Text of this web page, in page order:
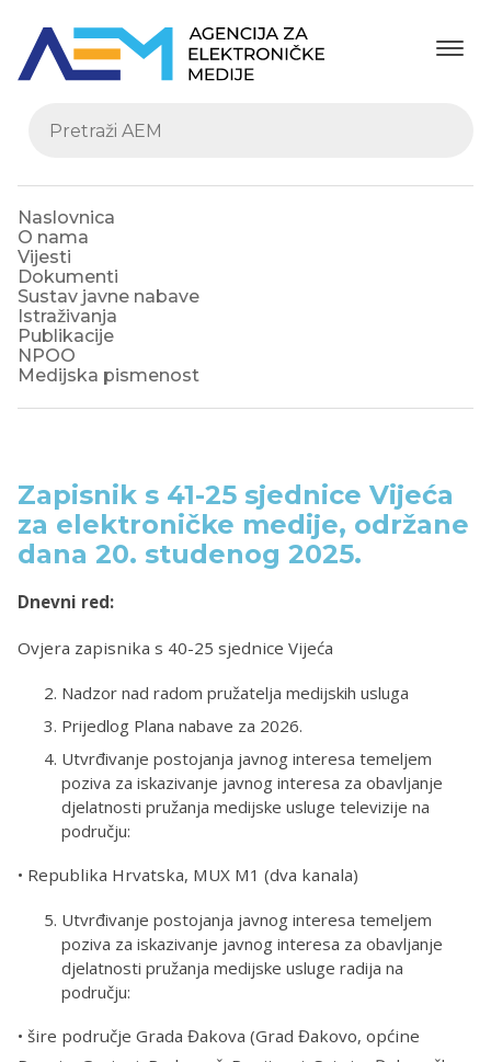
Naslovnica
O nama
Vijesti
Dokumenti
Sustav javne nabave
Istraživanja
Publikacije
NPOO
Medijska pismenost
Zapisnik s 41-25 sjednice Vijeća
za elektroničke medije, održane
dana 20. studenog 2025.
Dnevni red:
Ovjera zapisnika s 40-25 sjednice Vijeća
Nadzor nad radom pružatelja medijskih usluga
Prijedlog Plana nabave za 2026.
Utvrđivanje postojanja javnog interesa temeljem
poziva za iskazivanje javnog interesa za obavljanje
djelatnosti pružanja medijske usluge televizije na
području:
• Republika Hrvatska, MUX M1 (dva kanala)
Utvrđivanje postojanja javnog interesa temeljem
poziva za iskazivanje javnog interesa za obavljanje
djelatnosti pružanja medijske usluge radija na
području:
• šire područje Grada Đakova (Grad Đakovo, općine